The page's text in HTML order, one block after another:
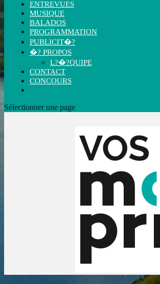
ENTREVUES
MUSIQUE
BALADOS
PROGRAMMATION
PUBLICIT�?
�? PROPOS
L?�?QUIPE
CONTACT
CONCOURS
Sélectionner une page